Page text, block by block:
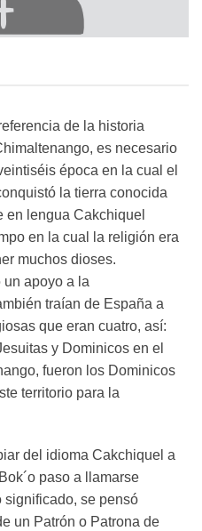
de la historia
es necesario
época en la cual el
la tierra conocida
en lengua Cakchiquel
en la cual la religión era
muchos dioses.
un apoyo a la
traían de España a
que eran cuatro, así:
y Dominicos en el
fueron los Dominicos
territorio para la
del idioma Cakchiquel a
paso a llamarse
significado, se pensó
un Patrón o Patrona de